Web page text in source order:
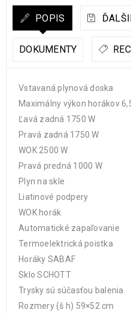
POPIS
DOKUMENTY
Vstavaná plynová doska
Maximálny výkon horákov
Ľavá zadná 1750 W
Pravá zadná 1750 W
WOK 2500 W
Pravá predná 1000 W
Plyn na skle
Liatinové podpery
WOK horák
Automatické zapaľovanie
Termoelektrická poistka
Horáky SABAF
Sklo SCHOTT
Trysky sú súčasťou balenia
Rozmery (š h) 59×52 cm